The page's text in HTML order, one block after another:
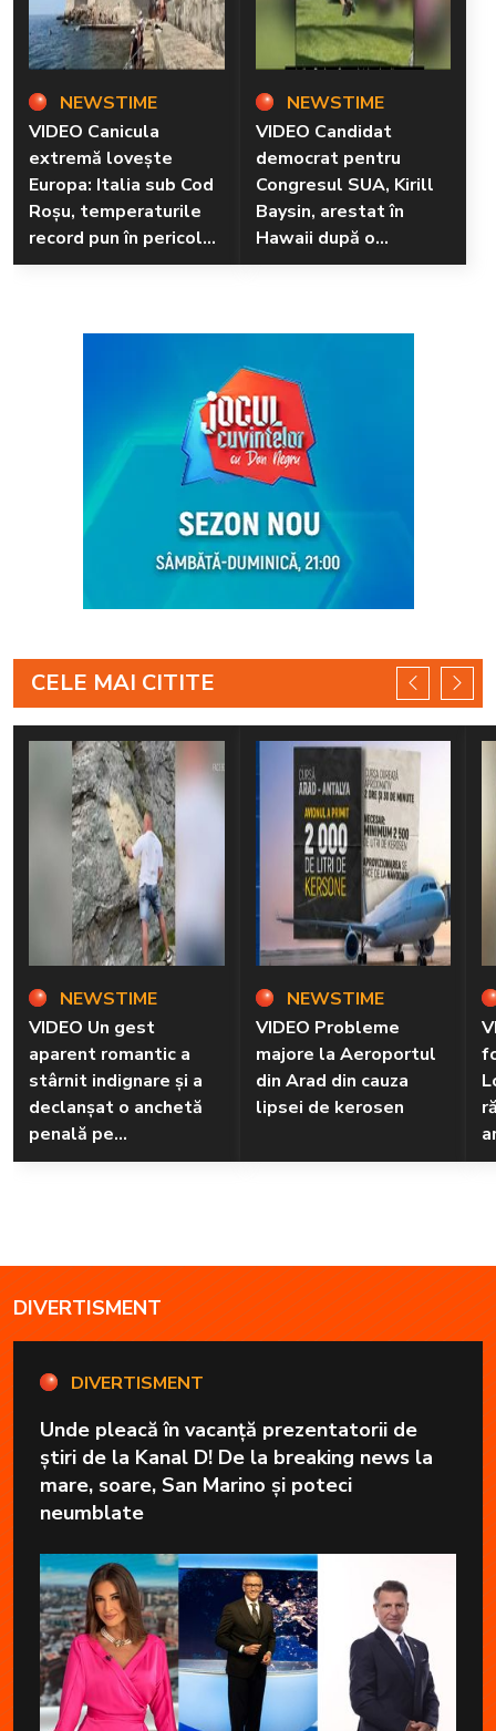
NEWSTIME
VIDEO Canicula
extremă lovește
Europa: Italia sub Cod
Roșu, temperaturile
record pun în pericol
sănătatea și mediul
NEWSTIME
VIDEO Candidat
democrat pentru
Congresul SUA, Kirill
Baysin, arestat în
Hawaii după o
altercație violentă pe
CELE MAI CITITE
NEWSTIME
VIDEO Un gest
aparent romantic a
stârnit indignare și a
declanșat o anchetă
penală pe
Transfăgărășan
NEWSTIME
VIDEO Probleme
majore la Aeroportul
din Arad din cauza
lipsei de kerosen
DIVERTISMENT
DIVERTISMENT
Unde pleacă în vacanță prezentatorii de
știri de la Kanal D! De la breaking news la
mare, soare, San Marino și poteci
neumblate